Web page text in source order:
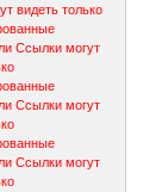
видеть только
Ссылки могут
Ссылки могут
Ссылки могут